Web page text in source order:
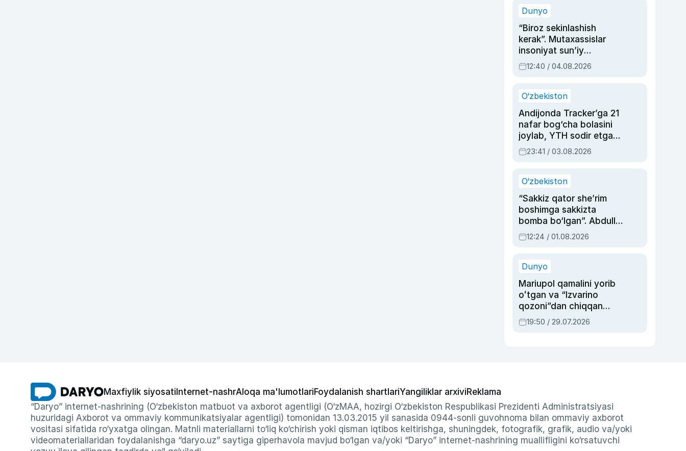
Dunyo
“Biroz sekinlashish
kerak”. Mutaxassislar
insoniyat sun’iy
intellektni boshqara
olmay qolishidan xavotir
12:40 / 04.08.2026
O‘zbekiston
Andijonda Tracker’ga 21
nafar bog‘cha bolasini
joylab, YTH sodir etgan
ayolga sud hukmi o‘qildi
23:41 / 03.08.2026
O‘zbekiston
“Sakkiz qator she’rim
boshimga sakkizta
bomba bo‘lgan”. Abdulla
Oripovni siyosiy
ayblovlardan asrab
12:24 / 01.08.2026
Dunyo
Mariupol qamalini yorib
oʻtgan va “Izvarino
qozoni”dan chiqqan
qahramon — Ukraina
armiyasi bosh
19:50 / 29.07.2026
Maxfiylik siyosati Internet-nashrAloqa ma'lumotlariFoydalanish shartlariYangiliklar arxiviReklama
“Daryo” internet-nashrining (O‘zbekiston matbuot va axborot agentligi (O‘zMAA, hozirgi O‘zbekiston Respublikasi Prezidenti Administratsiyasi
huzuridagi Axborot va ommaviy kommunikatsiyalar agentligi) tomonidan 13.03.2015 yil sanasida 0944-sonli guvohnoma bilan ommaviy axborot
vositasi sifatida ro‘yxatga olingan. Matnli materiallarni to‘liq ko‘chirish yoki qisman iqtibos keltirishga, shuningdek, fotografik, grafik, audio va/yoki
videomateriallaridan foydalanishga “daryo.uz” saytiga giperhavola mavjud bo‘lgan va/yoki “Daryo” internet-nashrining muallifligini ko‘rsatuvchi